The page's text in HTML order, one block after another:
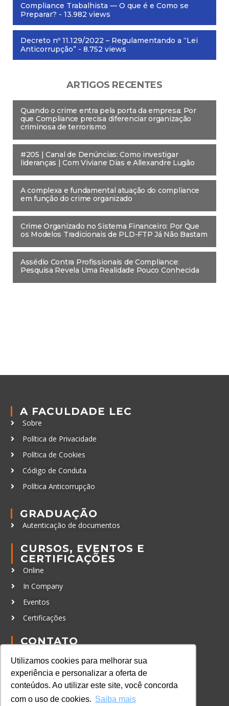
Utilizamos cookies para melhorar sua
experiência e personalizar a oferta de
conteúdos. Ao utilizar este site, você concorda
com o uso de cookies. Saiba mais
Compliance Trabalhista — O que é e Como se
Preparar? - 13.982 views
Decreto nº 11.129/2022 – Regulamentando a “Lei
Anticorrupção” - 8.752 views
ARTIGOS RECENTES
Quando o crime entra pela porta da empresa: Por
que Compliance precisa diferenciar organização
criminosa de terrorismo
#205 | Canal de Denúncias: Como investigar
lideranças | Com Viviane Dias e Allexandre Lugão
A complexa e fundamental atuação do compliance
em função do crime organizado
Crime Organizado no Sistema Financeiro: Por Que
os Modelos Tradicionais de PLD-FTP Já Não Bastam
Assédio Contra Profissionais de Compliance:
Pesquisa Revela Uma Realidade Pouco Conhecida
A FACULDADE LEC
Sobre
Política de Privacidade
Política de Cookies
Código de Conduta
Política Anticorrupção
GRADUAÇÃO
Autenticação de documentos
CURSOS, EVENTOS E
CERTIFICAÇÕES
Online
In Company
Eventos
Certificações
CONTATO
+55 11 98924-8322
contato@lec.com.br